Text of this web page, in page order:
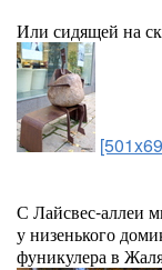
Или сидящей на
С Лайсвес-аллеи
у низенького
фуникулера в